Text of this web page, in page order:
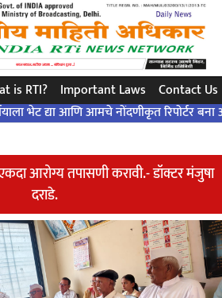
સરળ પ્રશ્ન..એક ચોક્કસ જવાબ ... બંધારણ દ્વારા ..!
is RTI? Important Laws
Contact Us
द्या आणि आमचे नोंदणीकृत रिपोर्टर बना आणि
आरोग्य तपासणी करावी.- डॉक्टर मंजुषा
दराडे.